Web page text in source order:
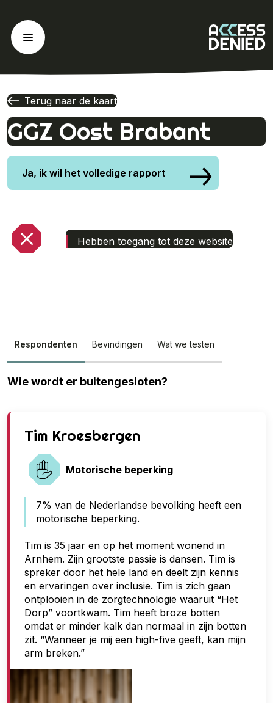
naar
inhoud
Terug naar de kaart
GGZ Oost Brabant
Ja, ik wil het volledige rapport
Hebben toegang tot deze website
Respondenten Bevindingen Wat we testen
Wie wordt er buitengesloten?
G
e
o
e
g
a
n
g
Tim Kroesbergen
Motorische beperking
7% van de Nederlandse bevolking heeft een
motorische beperking.
Tim is 35 jaar en op het moment wonend in
Arnhem. Zijn grootste passie is dansen. Tim is
spreker door het hele land en deelt zijn kennis
en ervaringen over inclusie. Tim is zich gaan
ontplooien in de zorgtechnologie waaruit “Het
Dorp” voortkwam. Tim heeft broze botten
omdat er minder kalk dan normaal in zijn botten
zit. “Wanneer je mij een high-five geeft, kan mijn
arm breken.”